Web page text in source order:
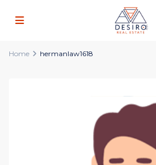
Home hermanlaw1618